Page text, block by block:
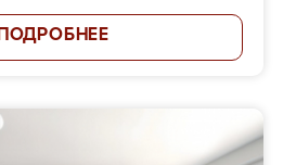
ПОДРОБНЕЕ